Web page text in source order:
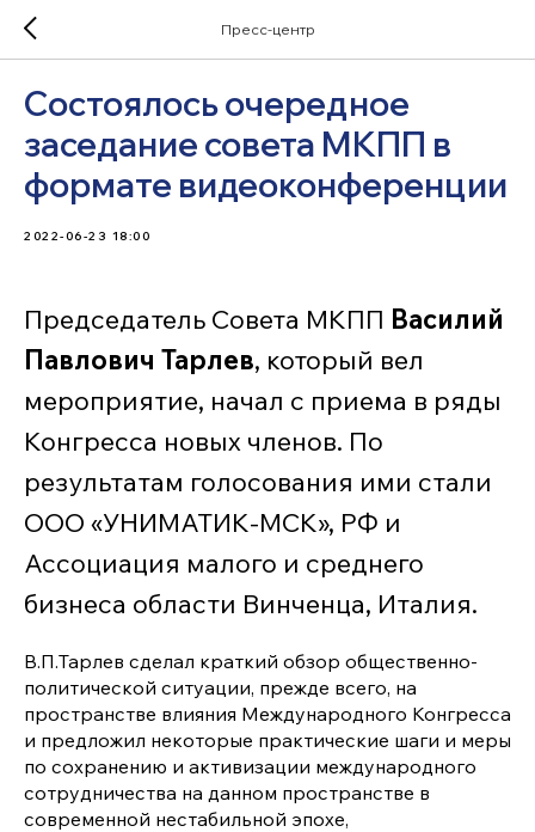
Пресс-центр
Состоялось очередное
заседание совета МКПП в
формате видеоконференции
2022-06-23 18:00
Председатель Совета МКПП Василий
Павлович Тарлев, который вел
мероприятие, начал с приема в ряды
Конгресса новых членов. По
результатам голосования ими стали
ООО «УНИМАТИК-МСК», РФ и
Ассоциация малого и среднего
бизнеса области Винченца, Италия.
В.П.Тарлев сделал краткий обзор общественно-
политической ситуации, прежде всего, на
пространстве влияния Международного Конгресса
и предложил некоторые практические шаги и меры
по сохранению и активизации международного
сотрудничества на данном пространстве в
современной нестабильной эпохе,